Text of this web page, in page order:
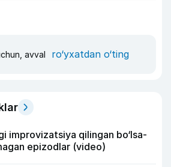
avval ro‘yxatdan o‘ting
improvizatsiya qilingan bo‘lsa-
epizodlar (video)